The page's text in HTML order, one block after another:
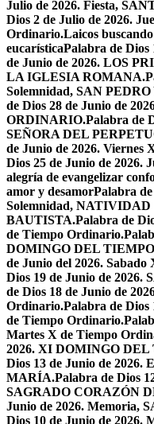
Julio de 2026. Fiesta,
Dios 2 de Julio de 2026.
Ordinario.Laicos
eucarísticaPalabra de Dios
de Junio de 2026. LOS
LA IGLESIA ROMANA.
Solemnidad, SAN
de Dios 28 de Junio de
ORDINARIO.Palabra de
SEÑORA DEL
de Junio de 2026.
Dios 25 de Junio de 2026.
alegría de evangelizar
amor y desamorPalabra
Solemnidad,
BAUTISTA.Palabra de
de Tiempo Ordinario.
DOMINGO DEL
de Junio del 2026.
Dios 19 de Junio de
de Dios 18 de Junio de
Ordinario.Palabra de Dios
de Tiempo Ordinario.
Martes X de Tiempo
2026. XI DOMINGO
Dios 13 de Junio de
MARÍA.Palabra de Dios
SAGRADO CORAZÓN
Junio de 2026. Memoria,
Dios 10 de Junio de 2026.